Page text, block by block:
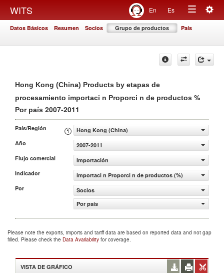
WITS En Es
Toggle
Datos Básicos Resumen Socios Grupo de productos País
Hong Kong (China) Products by etapas de
procesamiento importaci n Proporci n de productos %
Por país 2007-2011
País/Región
Hong Kong (China)
Año
2007-2011
Flujo comercial
Importación
Indicador
importaci n Proporci n de productos (%)
Por
Socios
Por país
Please note the exports, imports and tariff data are based on reported data and not gap
filled. Please check the Data Availability for coverage.
VISTA DE GRÁFICO